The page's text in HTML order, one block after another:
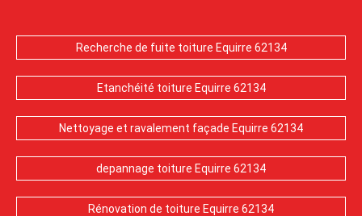
Recherche de fuite toiture Equirre 62134
Etanchéité toiture Equirre 62134
Nettoyage et ravalement façade Equirre 62134
depannage toiture Equirre 62134
Rénovation de toiture Equirre 62134